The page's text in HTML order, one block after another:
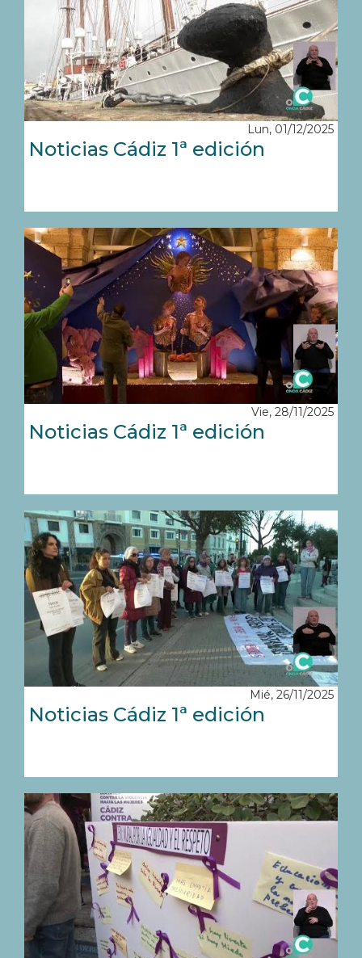
Lun, 01/12/2025
Noticias Cádiz 1ª edición
Vie, 28/11/2025
Noticias Cádiz 1ª edición
Mié, 26/11/2025
Noticias Cádiz 1ª edición